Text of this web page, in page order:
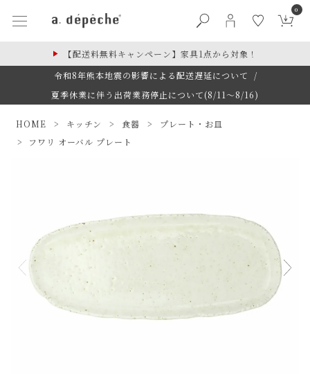
0
【配送料無料キャンペーン】家具1点から対象！
令和8年熊本地震の影響による配送遅延について
/
夏季休業に伴う出荷業務停止について(8/11～8/16)
HOME キッチン 食器
プレート・お皿
フワリ オーバル プレート